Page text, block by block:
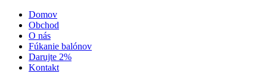
Domov
Obchod
O nás
Fúkanie balónov
Darujte 2%
Kontakt